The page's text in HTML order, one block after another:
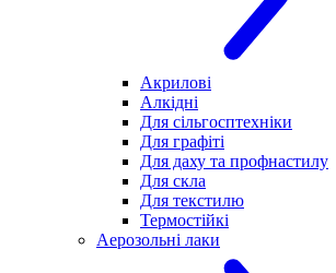
Акрилові
Алкідні
Для cільгосптехніки
Для графіті
Для даху та профнастилу
Для скла
Для текстилю
Термостійкі
Аерозольні лаки